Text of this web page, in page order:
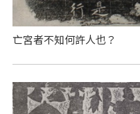
亡宮者不知何許人也？